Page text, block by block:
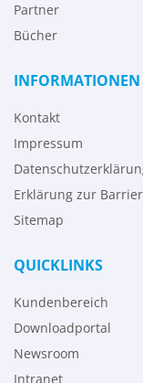
Partner
Bücher
INFORMATIONEN
Kontakt
Impressum
Erklärung zur
Sitemap
QUICKLINKS
Kundenbereich
Downloadportal
Newsroom
Intranet